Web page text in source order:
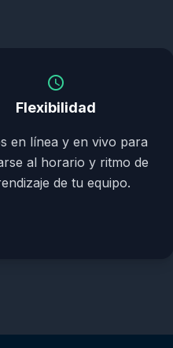
schedule
Flexibilidad
en línea y en vivo para
al horario y ritmo de
de tu equipo.